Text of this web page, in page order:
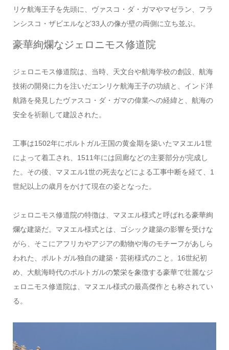
リケ航海王子を先頭に、ヴァスコ・ダ・ガマやマゼラン、フラ
ンシスコ・ザビエルなど33人の像が壁の両側に立ち並ぶ。
豪華絢爛なジェロニモス修道院
ジェロニモス修道院は、当時、天文台や航海学校の創設、航海
技術の開発に力を注いだエンリケ航海王子の功績と、インド洋
航路を発見したヴァスコ・ダ・ガマの偉業への経緯と、航海の
安全を祈願して建設された。
工事は1502年にポルトガル王国の黄金期を築いたマヌエル1世
によって着工され、1511年には回廊などの主要部分が完成し
た。その後、マヌエル1世の死去などによる工事中断を経て、1
世紀以上の歳月をかけて現在の姿となった。
ジェロニモス修道院の特徴は、マヌエル様式と呼ばれる豪華絢
爛な建築だ。マヌエル様式とは、ゴシック建築の影響を受けな
がら、そこにアフリカやアジアの動物や海のモチーフがあしら
われた、ポルトガル独自の建築・芸術様式のこと。16世紀初
め、大航海時代のポルトガルの繁栄を象徴する豪華で壮麗なジ
ェロニモス修道院は、マヌエル様式の最高傑作とも称されてい
る。